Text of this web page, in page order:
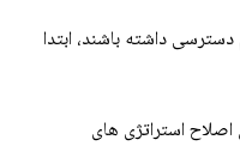
دسترسی داشته باشند، ابتدا
استراتژی های